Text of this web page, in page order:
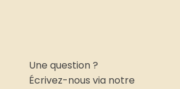
Une question ?